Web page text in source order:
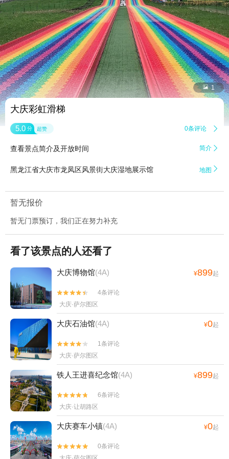
 1
大庆彩虹滑梯
5.0 分 超赞 0条评论 
查看景点简介及开放时间 简介 
黑龙江省大庆市龙凤区风景街大庆湿地展示馆 地图 
暂无报价
暂无门票预订，我们正在努力补充
看了该景点的人还看了
大庆博物馆(4A) ¥899起


4条评论
大庆·萨尔图区
大庆石油馆(4A) ¥0起


1条评论
大庆·萨尔图区
铁人王进喜纪念馆(4A) ¥899起


6条评论
大庆·让胡路区
大庆赛车小镇(4A) ¥0起


0条评论
